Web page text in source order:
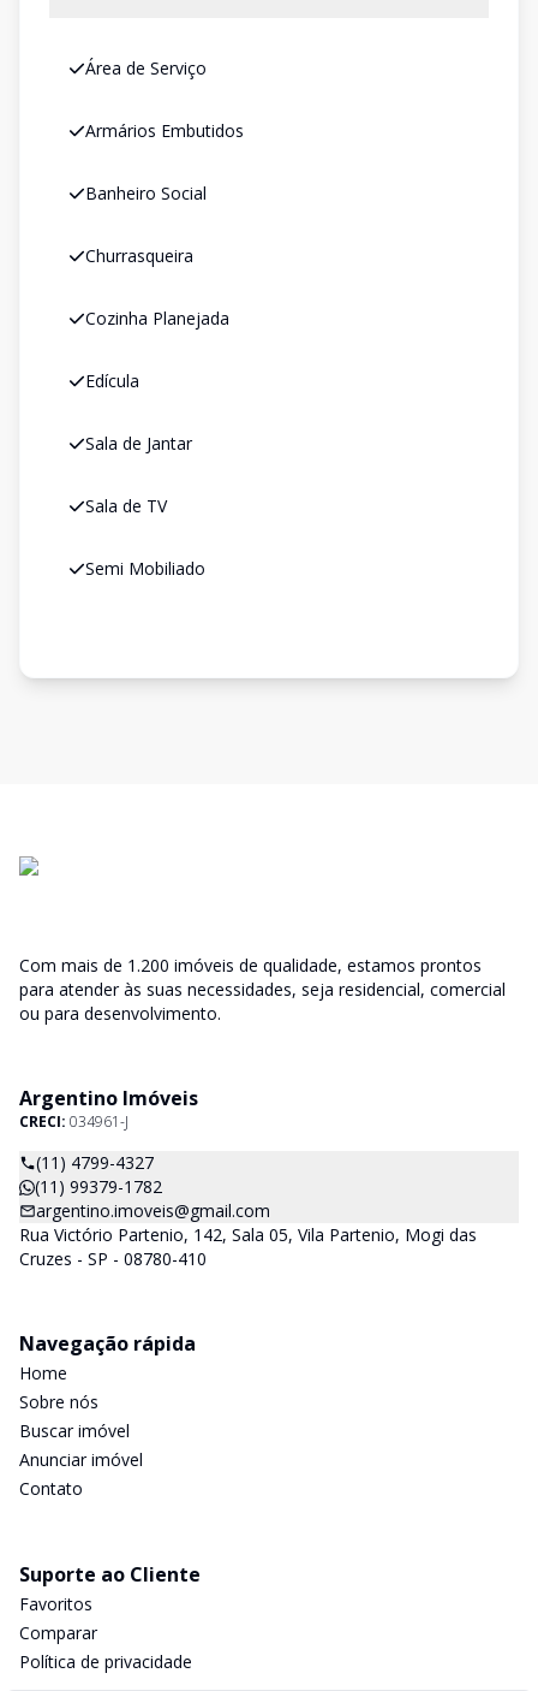
Área de Serviço
Armários Embutidos
Banheiro Social
Churrasqueira
Cozinha Planejada
Edícula
Sala de Jantar
Sala de TV
Semi Mobiliado
Com mais de 1.200 imóveis de qualidade, estamos prontos
para atender às suas necessidades, seja residencial, comercial
ou para desenvolvimento.
Argentino Imóveis
CRECI: 034961-J
(11) 4799-4327
(11) 99379-1782
argentino.imoveis@gmail.com
Rua Victório Partenio, 142, Sala 05, Vila Partenio, Mogi das
Cruzes - SP - 08780-410
Navegação rápida
Home
Sobre nós
Buscar imóvel
Anunciar imóvel
Contato
Suporte ao Cliente
Favoritos
Comparar
Política de privacidade